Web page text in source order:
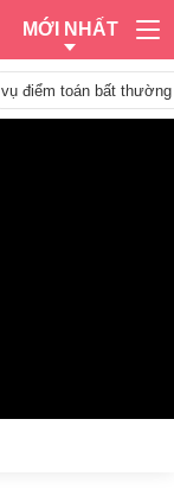
MỚI NHẤT
vụ điểm toán bất